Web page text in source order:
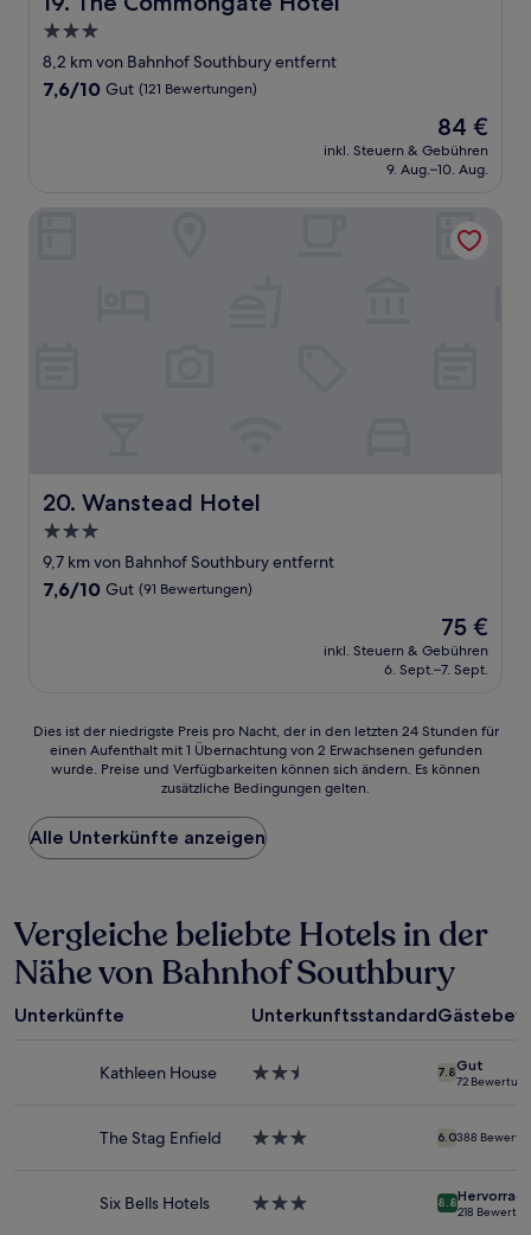
3.0-
Sterne-
Unterkunft
8,2 km von Bahnhof Southbury entfernt
7.6
7,6/10 Gut (121 Bewertungen)
Der
Preis
beträgt
84 €
inkl. Steuern & Gebühren
9. Aug.–10. Aug.
20. Wanstead Hotel
Wanstead Hotel
3.0-
Sterne-
Unterkunft
9,7 km von Bahnhof Southbury entfernt
7.6
7,6/10 Gut (91 Bewertungen)
Der
Preis
beträgt
75 €
inkl. Steuern & Gebühren
6. Sept.–7. Sept.
Dies
der
Preis
pro
Nacht,
den
letzten
24 Stunden
für
einen
1 Übernachtung
gefunden
Dies ist der niedrigste Preis pro Nacht, der in den letzten 24 Stunden für
einen Aufenthalt mit 1 Übernachtung von 2 Erwachsenen gefunden
wurde. Preise und Verfügbarkeiten können sich ändern. Es können
zusätzliche Bedingungen gelten.
Alle Unterkünfte anzeigen
Vergleiche beliebte Hotels in der
Nähe von Bahnhof Southbury
Unterkünfte Unterkunftsstandard
Kathleen House
2.5-
7.8Gut
72
The Stag Enfield
3.0-
6.0388
Six Bells Hotels
3.0-
8.8
218